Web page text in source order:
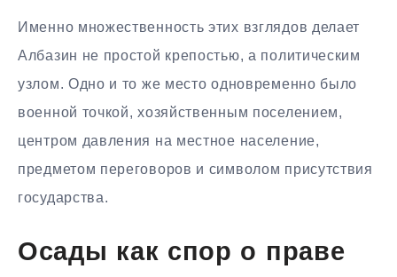
Именно множественность этих взглядов делает
Албазин не простой крепостью, а политическим
узлом. Одно и то же место одновременно было
военной точкой, хозяйственным поселением,
центром давления на местное население,
предметом переговоров и символом присутствия
государства.
Осады как спор о праве